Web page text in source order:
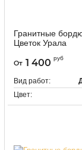
Гранитные
Цветок Урала
От 1 400 руб
Вид работ:
Цвет: